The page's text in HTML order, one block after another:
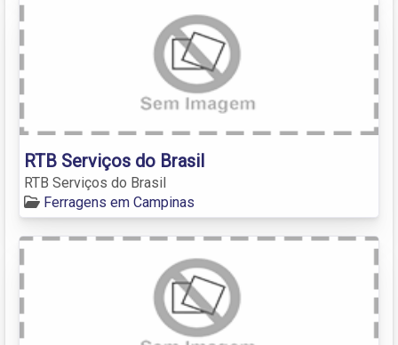
RTB Serviços do Brasil
RTB Serviços do Brasil
Ferragens em Campinas